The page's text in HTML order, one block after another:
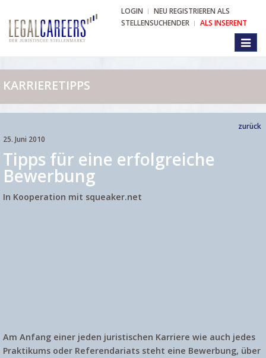
LOGIN
NEU REGISTRIEREN ALS
STELLENSUCHENDER
ALS INSERENT
KARRIERETIPPS
zurück
25. Juni 2010
Tipps für eine erfolgreiche
Bewerbung
In Kooperation mit squeaker.net
Am Anfang einer jeden juristischen Karriere wie auch jedes
Praktikums oder Referendariats steht eine Bewerbung, über